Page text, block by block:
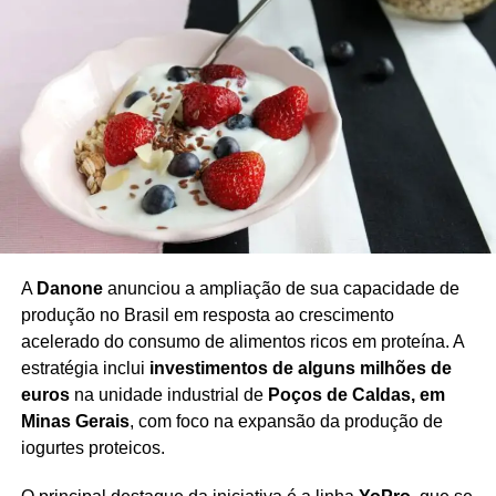
afirmou a federação em
nota.
A falta de transparência do governo venezuelano e o
silêncio sobre os motivos da medidacolocam em xeque
a confiança do empresariado brasileiro
e fragilizam a
estratégia diplomática do Planalto de reaproximação com
regimes da esquerda latino-americana.
Redação Saiba+
A Danoneanunciou a ampliação de sua capacidade de
produção no Brasil em resposta ao crescimento
acelerado do consumo de alimentos ricos em proteína. A
estratégia inclui investimentos de alguns milhões de
eurosna unidade industrial de Poços de Caldas, em
Minas Gerais, com foco na expansão da produção de
iogurtes proteicos.